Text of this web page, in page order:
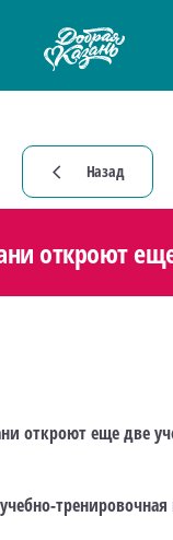
arrow_back_ios Назад
откроют
откроют еще две
тренировочная